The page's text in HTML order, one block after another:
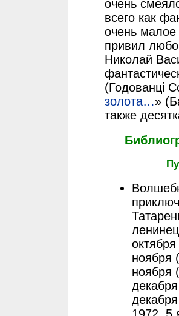
очень
всего как
очень малое
привил
Николай
(Годованці
золота…»
также
ноября
ноября